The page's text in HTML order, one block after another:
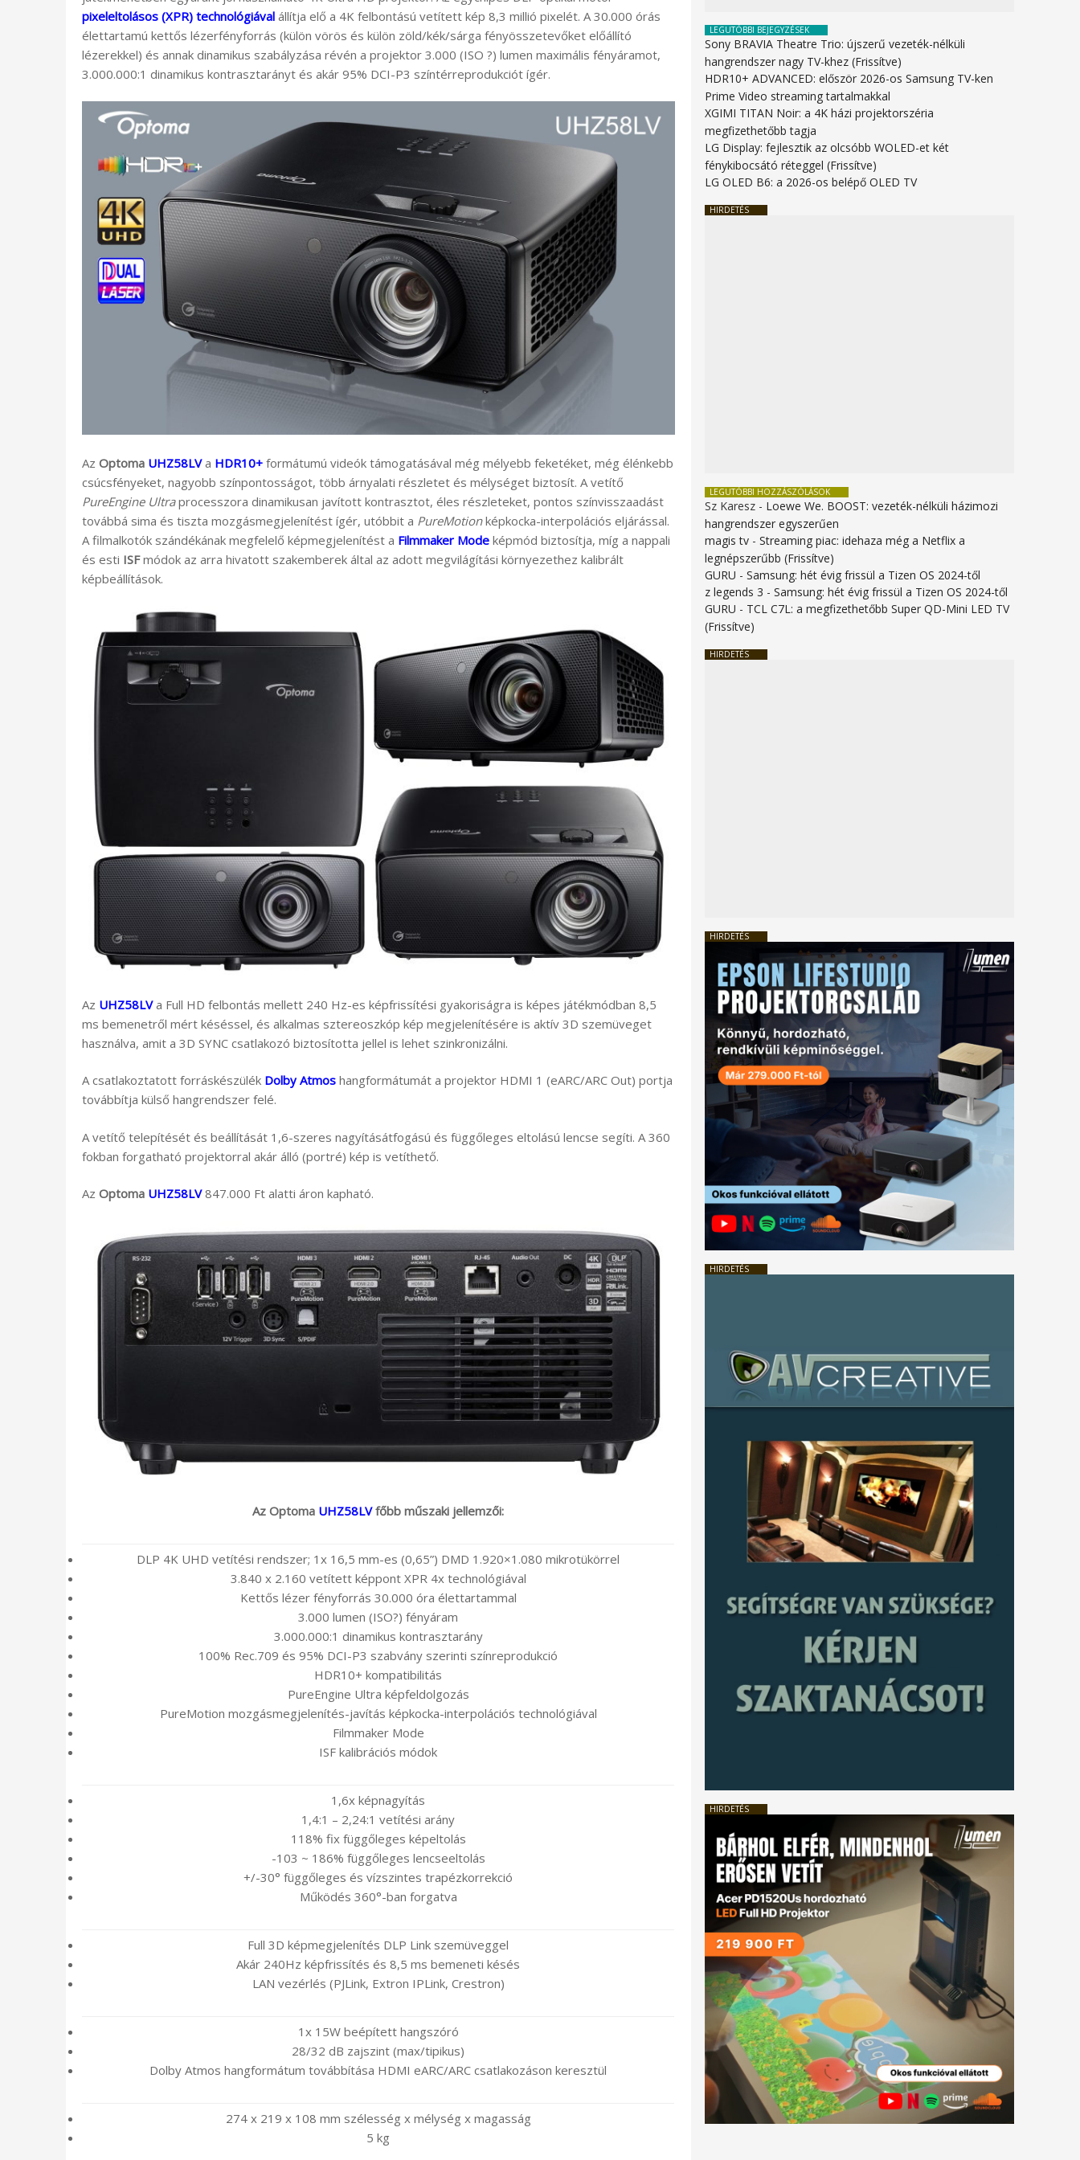
pixeleltolásos (XPR) technológiával állítja elő a 4K felbontású vetített kép 8,3 millió pixelét. A 30.000 órás
élettartamú kettős lézerfényforrás (külön vörös és külön zöld/kék/sárga fényösszetevőket előállító
lézerekkel) és annak dinamikus szabályzása révén a projektor 3.000 (ISO ?) lumen maximális fényáramot,
3.000.000:1 dinamikus kontrasztarányt és akár 95% DCI-P3 színtérreprodukciót ígér.
Az Optoma UHZ58LVa HDR10+ formátumú videók támogatásával még mélyebb feketéket, még élénkebb
csúcsfényeket, nagyobb színpontosságot, több árnyalati részletet és mélységet biztosít. A vetítő
PureEngine Ultraprocesszora dinamikusan javított kontrasztot, éles részleteket, pontos színvisszaadást
továbbá sima és tiszta mozgásmegjelenítést ígér, utóbbit a PureMotionképkocka-interpolációs eljárással.
A filmalkotók szándékának megfelelő képmegjelenítést a Filmmaker Mode képmód biztosítja, míg a nappali
és esti ISFmódok az arra hivatott szakemberek által az adott megvilágítási környezethez kalibrált
képbeállítások.
Az UHZ58LVa Full HD felbontás mellett 240 Hz-es képfrissítési gyakoriságra is képes játékmódban 8,5
ms bemenetről mért késéssel, és alkalmas sztereoszkóp kép megjelenítésére is aktív 3D szemüveget
használva, amit a 3D SYNC csatlakozó biztosította jellel is lehet szinkronizálni.
A csatlakoztatott forráskészülék Dolby Atmos hangformátumát a projektor HDMI 1 (eARC/ARC Out) portja
továbbítja külső hangrendszer felé.
A vetítő telepítését és beállítását 1,6-szeres nagyításátfogású és függőleges eltolású lencse segíti. A 360
fokban forgatható projektorral akár álló (portré) kép is vetíthető.
Az Optoma UHZ58LV847.000 Ft alatti áron kapható.
Az Optoma UHZ58LVfőbb műszaki jellemzői:
DLP 4K UHD vetítési rendszer; 1x 16,5 mm-es (0,65”) DMD 1.920×1.080 mikrotükörrel
3.840 x 2.160 vetített képpont XPR 4x technológiával
Kettős lézer fényforrás 30.000 óra élettartammal
3.000 lumen (ISO?) fényáram
3.000.000:1 dinamikus kontrasztarány
100% Rec.709 és 95% DCI-P3 szabvány szerinti színreprodukció
HDR10+ kompatibilitás
PureEngine Ultra képfeldolgozás
PureMotion mozgásmegjelenítés-javítás képkocka-interpolációs technológiával
Filmmaker Mode
ISF kalibrációs módok
1,6x képnagyítás
1,4:1 – 2,24:1 vetítési arány
118% fix függőleges képeltolás
-103 ~ 186% függőleges lencseeltolás
+/-30° függőleges és vízszintes trapézkorrekció
Működés 360°-ban forgatva
Full 3D képmegjelenítés DLP Link szemüveggel
Akár 240Hz képfrissítés és 8,5 ms bemeneti késés
LAN vezérlés (PJLink, Extron IPLink, Crestron)
1x 15W beépített hangszóró
28/32 dB zajszint (max/tipikus)
Dolby Atmos hangformátum továbbítása HDMI eARC/ARC csatlakozáson keresztül
274 x 219 x 108 mm szélesség x mélység x magasság
5 kg
LEGUTÓBBI BEJEGYZÉSEK
Sony BRAVIA Theatre Trio: újszerű vezeték-nélküli
hangrendszer nagy TV-khez (Frissítve)
HDR10+ ADVANCED: először 2026-os Samsung TV-ken
Prime Video streaming tartalmakkal
XGIMI TITAN Noir: a 4K házi projektorszéria
megfizethetőbb tagja
LG Display: fejlesztik az olcsóbb WOLED-et két
fénykibocsátó réteggel (Frissítve)
LG OLED B6: a 2026-os belépő OLED TV
HIRDETÉS
LEGUTÓBBI HOZZÁSZÓLÁSOK
Sz Karesz - Loewe We. BOOST: vezeték-nélküli házimozi
hangrendszer egyszerűen
magis tv -Streaming piac: idehaza még a Netflix a
legnépszerűbb (Frissítve)
GURU -Samsung: hét évig frissül a Tizen OS 2024-től
z legends 3 -Samsung: hét évig frissül a Tizen OS 2024-től
GURU - TCL C7L: a megfizethetőbb Super QD-Mini LED TV
(Frissítve)
HIRDETÉS
HIRDETÉS
HIRDETÉS
HIRDETÉS